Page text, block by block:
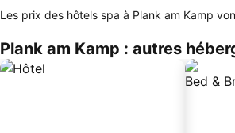
Les prix des hôtels spa à Plank am Kamp
Plank am Kamp : autres